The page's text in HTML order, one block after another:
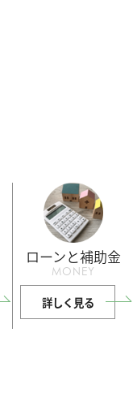
ローンと補助金
MONEY
詳しく見る